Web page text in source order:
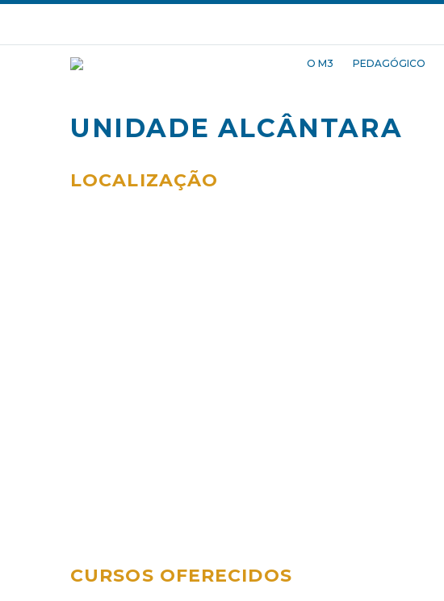
O M3 PEDAGÓGICO
UNIDADE ALCÂNTARA
LOCALIZAÇÃO
CURSOS OFERECIDOS